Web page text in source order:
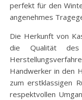
perfekt für den
angenehmes
Die Herkunft von
die Qualität des
Handwerker in den
zum erstklassigen
respektvollen